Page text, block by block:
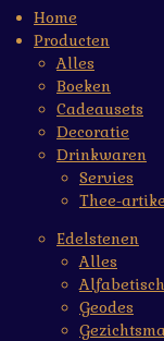
Home
Producten
Alles
Boeken
Cadeausets
Decoratie
Drinkwaren
Servies
Thee-
Edelstenen
Alles
Geodes